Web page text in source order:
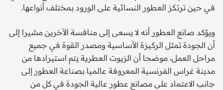
في حين ترتكز العطور النسائية على الورود بمختلف أنواعها.
ويؤكد صانع العطور أنه لا يسعى إلى منافسة الآخرين مشيرا إلى
أن الجودة تمثل الركيزة الأساسية ومصدر القوة في جميع
مراحل العمل، موضحا أن الزيوت العطرية يتم استيرادها من
مدينة غراس الفرنسية المعروفة عالميا بصناعة العطور إلى
جانب الاعتماد على مصانع عطور عالية الجودة في كل من